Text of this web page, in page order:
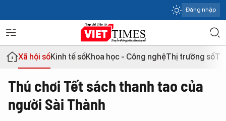
Đăng nhập
Xã hội sốKinh tế sốKhoa học - Công nghệThị trường số
Thú chơi Tết sách thanh tao của
người Sài Thành